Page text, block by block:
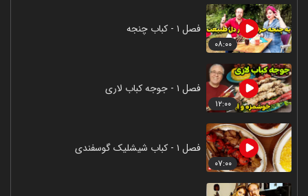
۰۸:۰۰
فصل ۱ - کباب چنجه
۱۲:۰۰
فصل ۱ - جوجه کباب لاری
۰۷:۰۰
فصل ۱ - کباب شیشلیک گوسفندی